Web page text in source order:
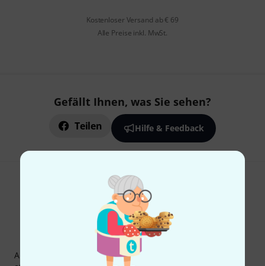
Kostenloser Versand ab € 69
Alle Preise inkl. MwSt.
Gefällt Ihnen, was Sie sehen?
Teilen Hilfe & Feedback
Thomann Newsletter
Abonniere den Thomann Newsletter und gewinne mit